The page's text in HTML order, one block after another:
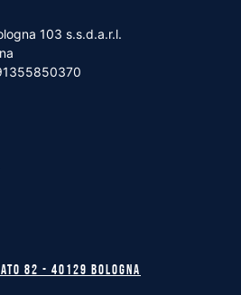
103 s.s.d.a.r.l.
82 - 40129 BOLOGNA